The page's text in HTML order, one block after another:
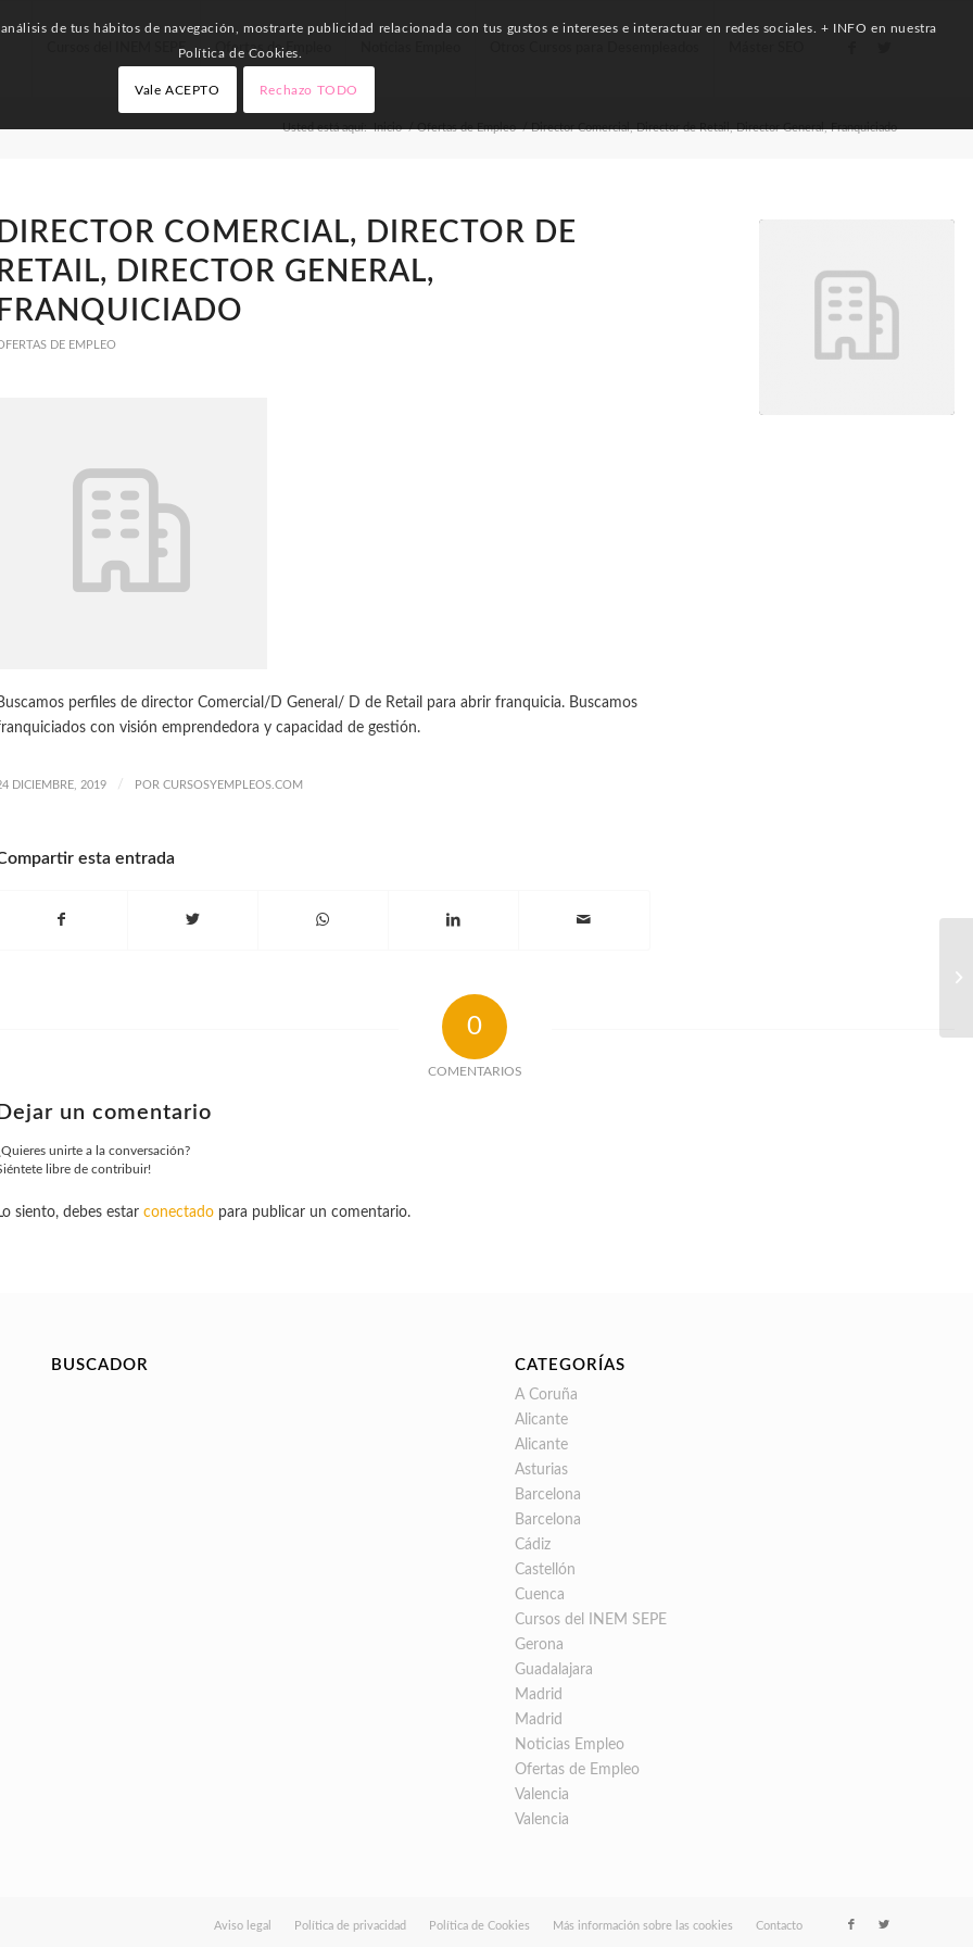
Cursos del INEM SEPE Ofertas de Empleo
Usted está aquí: Inicio / Ofertas de Empleo / Director Comercial, Director de Retail, Director General, Franquiciado
DIRECTOR COMERCIAL, DIRECTOR DE
RETAIL, DIRECTOR GENERAL,
FRANQUICIADO
DE EMPLEO
perfiles de director Comercial/D General/ D de Retail para abrir franquicia. Buscamos
con visión emprendedora y capacidad de gestión.
DICIEMBRE, 2019 / POR CURSOSYEMPLEOS.COM
esta entrada
0
COMENTARIOS
Dejar un comentario
unirte a la conversación?
libre de contribuir!
Lo siento, debes estar conectadopara publicar un comentario.
BUSCADOR CATEGORÍAS
A Coruña
Alicante
Alicante
Asturias
Barcelona
Barcelona
Cádiz
Castellón
Cuenca
Cursos del INEM SEPE
Gerona
Guadalajara
Madrid
Madrid
Noticias Empleo
Ofertas de Empleo
Valencia
Valencia
Aviso legal Política de privacidad Política de Cookies Más información sobre las cookies Contacto
de tus hábitos de navegación, mostrarte publicidad relacionada con tus gustos e intereses e interactuar en redes sociales. + INFO en nuestra
Política de Cookies.
Vale ACEPTO Rechazo TODO